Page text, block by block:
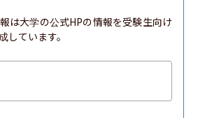
は大学の公式HPの情報を受験生向け
しています。